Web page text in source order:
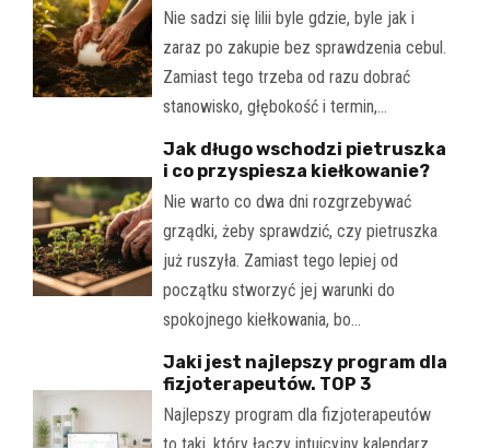
Nie sadzi się lilii byle gdzie, byle jak i
zaraz po zakupie bez sprawdzenia cebul.
Zamiast tego trzeba od razu dobrać
stanowisko, głębokość i termin,…
Jak długo wschodzi pietruszka
i co przyspiesza kiełkowanie?
Nie warto co dwa dni rozgrzebywać
grządki, żeby sprawdzić, czy pietruszka
już ruszyła. Zamiast tego lepiej od
początku stworzyć jej warunki do
spokojnego kiełkowania, bo…
Jaki jest najlepszy program dla
fizjoterapeutów. TOP 3
Najlepszy program dla fizjoterapeutów